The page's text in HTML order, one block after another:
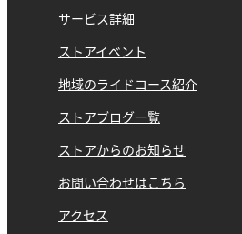
サービス詳細
ストアイベント
地域のライドコース紹介
ストアブログ一覧
ストアからのお知らせ
お問い合わせはこちら
アクセス